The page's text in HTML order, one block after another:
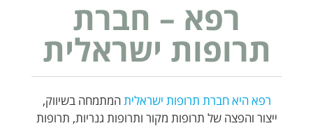
רפא – חברת
תרופות ישראלית
רפא היא חברת תרופות ישראליתהמתמחה בשיווק,
ייצור והפצה של תרופות מקור ותרופות גנריות, תרופות